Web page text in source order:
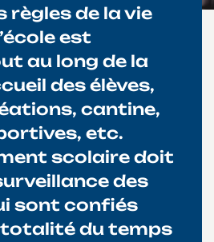
règles de la vie
est
au long de la
des élèves,
cantine,
etc.
scolaire doit
des
sont confiés
du temps